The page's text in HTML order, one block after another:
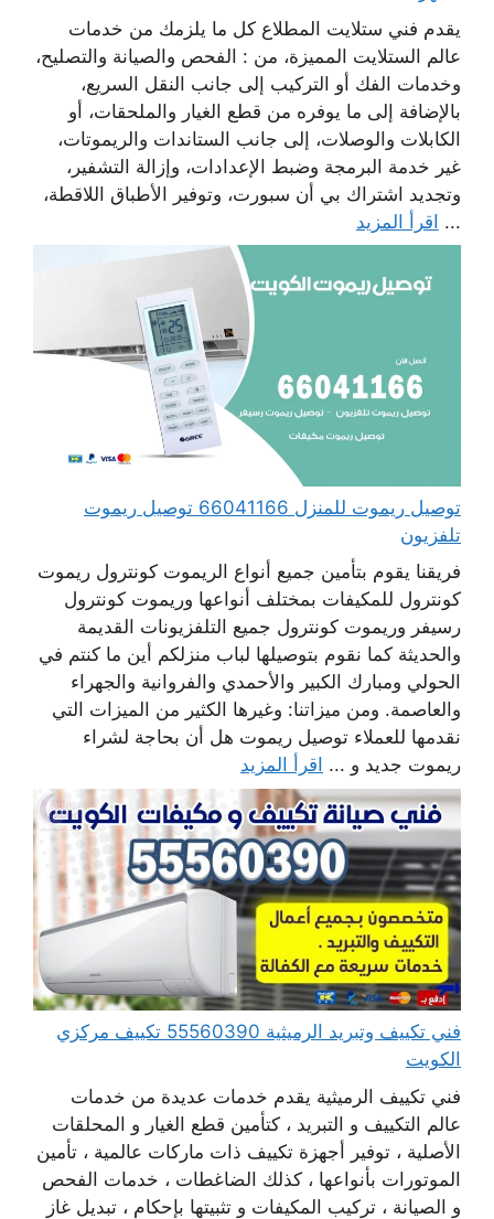
يقدم فني ستلايت المطلاع كل ما يلزمك من خدمات
عالم الستلايت المميزة، من : الفحص والصيانة والتصليح،
وخدمات الفك أو التركيب إلى جانب النقل السريع،
بالإضافة إلى ما يوفره من قطع الغيار والملحقات، أو
الكابلات والوصلات، إلى جانب الستاندات والريموتات،
غير خدمة البرمجة وضبط الإعدادات، وإزالة التشفير،
وتجديد اشتراك بي أن سبورت، وتوفير الأطباق اللاقطة،
... اقرأ المزيد
توصيل ريموت للمنزل 66041166 توصيل ريموت
تلفزيون
فريقنا يقوم بتأمين جميع أنواع الريموت كونترول ريموت
كونترول للمكيفات بمختلف أنواعها وريموت كونترول
رسيفر وريموت كونترول جميع التلفزيونات القديمة
والحديثة كما نقوم بتوصيلها لباب منزلكم أين ما كنتم في
الحولي ومبارك الكبير والأحمدي والفروانية والجهراء
والعاصمة. ومن ميزاتنا: وغيرها الكثير من الميزات التي
نقدمها للعملاء توصيل ريموت هل أن بحاجة لشراء
ريموت جديد و ... اقرأ المزيد
فني تكييف وتبريد الرميثية 55560390 تكييف مركزي
الكويت
فني تكييف الرميثية يقدم خدمات عديدة من خدمات
عالم التكييف و التبريد ، كتأمين قطع الغيار و المحلقات
الأصلية ، توفير أجهزة تكييف ذات ماركات عالمية ، تأمين
الموتورات بأنواعها ، كذلك الضاغطات ، خدمات الفحص
و الصيانة ، تركيب المكيفات و تثبيتها بإحكام ، تبديل غاز